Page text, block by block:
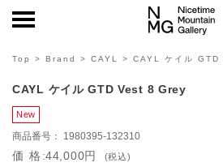
Top > Brand > CAYL > CAYL ケイル
CAYL ケイル GTD Vest 8 Grey
1980395-132310
価格44,000円 (税込)